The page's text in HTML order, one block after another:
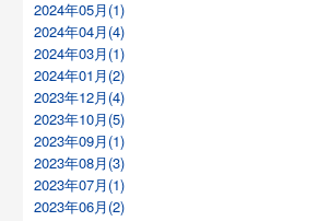
2024年05月(1)
2024年04月(4)
2024年03月(1)
2024年01月(2)
2023年12月(4)
2023年10月(5)
2023年09月(1)
2023年08月(3)
2023年07月(1)
2023年06月(2)